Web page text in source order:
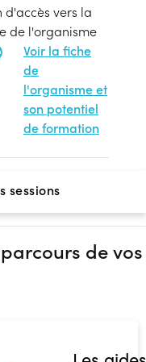
d'accès vers la
de l'organisme
Voir la fiche
de
l'organisme et
son potentiel
de formation
sessions
de vos